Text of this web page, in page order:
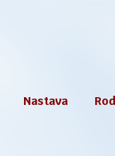
Nastava